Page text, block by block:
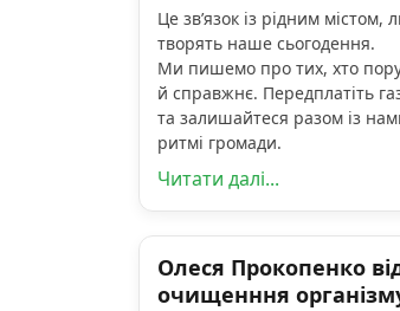
Це зв’язок із рідним містом,
творять наше сьогодення.
Ми пишемо про тих, хто
й справжнє. Передплатіть
та залишайтеся разом із
ритмі громади.
Читати далі...
Олеся Прокопенко
очищенння